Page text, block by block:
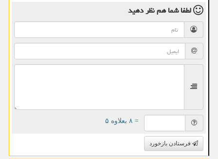
لطفا شما همنظر دهید
= ۸ بعلاوه ۵
فرستادن بازخورد